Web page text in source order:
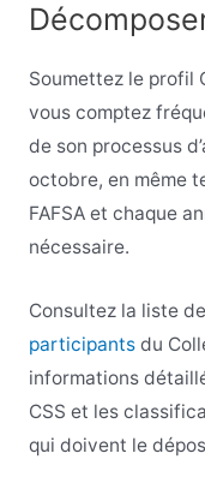
Soumettez le profil
vous comptez
de son processus
octobre, en même
FAFSA et chaque
nécessaire.
Consultez la liste
participantsdu
informations
CSS et les
qui doivent le